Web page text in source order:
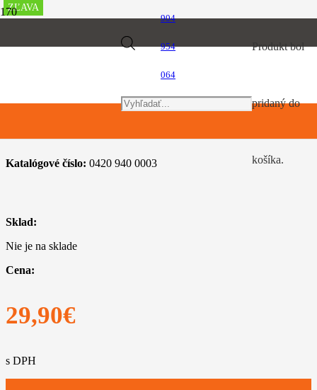
904
954
064
Products
search
Produktbol
pridaný do
košíka.
TIMBERSPORTS, hračky a predmety pre voľný čas
Zimná čiapka
Katalógové číslo: 0420 940 0003
Sklad:
Nie je na sklade
Cena:
29,90€
s DPH
ZĽAVA
ZĽAVA
ZĽAVA
ZĽAVA